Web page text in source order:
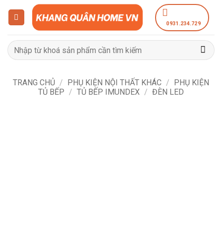
dung
0931.234.729
Tìm
kiếm:
TRANG CHỦ / PHỤ KIỆN NỘI THẤT KHÁC / PHỤ KIỆN
TỦ BẾP / TỦ BẾP IMUNDEX / ĐÈN LED